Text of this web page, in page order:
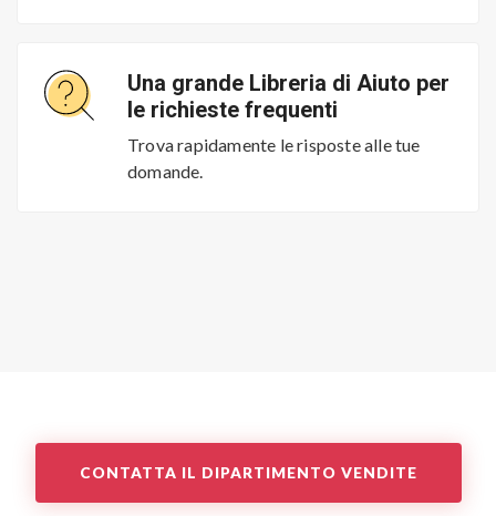
Una grande Libreria di Aiuto per
le richieste frequenti
Trova rapidamente le risposte alle tue
domande.
CONTATTA IL DIPARTIMENTO VENDITE